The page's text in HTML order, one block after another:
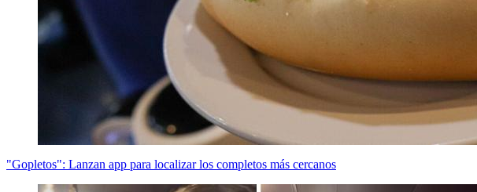
"Gopletos": Lanzan app para localizar los completos más cercanos